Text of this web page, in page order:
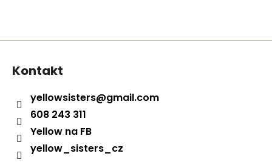
t
e
n
t
?
Z
Kontakt
yellowsisters@gmail.com
608 243 311
Yellow na FB
yellow_sisters_cz